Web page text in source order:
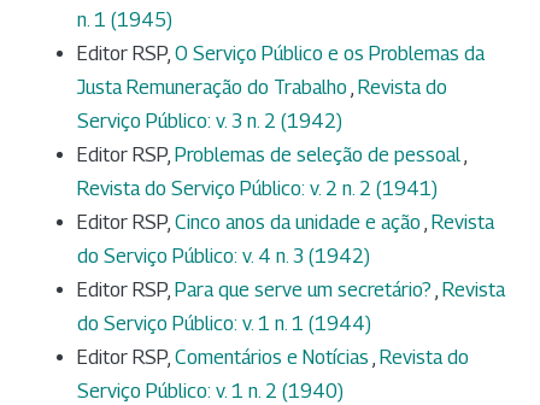
n. 1 (1945)
Editor RSP, O Serviço Público e os Problemas da
Justa Remuneração do Trabalho , Revista do
Serviço Público: v. 3 n. 2 (1942)
Editor RSP, Problemas de seleção de pessoal,
Revista do Serviço Público: v. 2 n. 2 (1941)
Editor RSP, Cinco anos da unidade e ação , Revista
do Serviço Público: v. 4 n. 3 (1942)
Editor RSP, Para que serve um secretário? , Revista
do Serviço Público: v. 1 n. 1 (1944)
Editor RSP, Comentários e Notícias , Revista do
Serviço Público: v. 1 n. 2 (1940)